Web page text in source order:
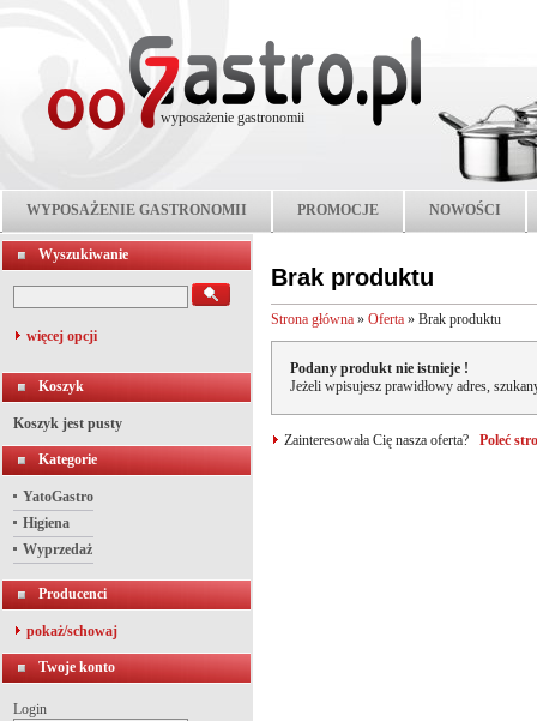
wyposażenie gastronomii
WYPOSAŻENIE GASTRONOMII PROMOCJE NOWOŚCI
Wyszukiwanie
więcej opcji
Koszyk
Koszyk jest pusty
Kategorie
YatoGastro
Higiena
Wyprzedaż
Producenci
pokaż/schowaj
Twoje konto
Login
Brak produktu
Strona główna » Oferta » Brak produktu
Podany produkt nie istnieje !
Jeżeli wpisujesz prawidłowy adres,
Zainteresowała Cię nasza oferta? Poleć